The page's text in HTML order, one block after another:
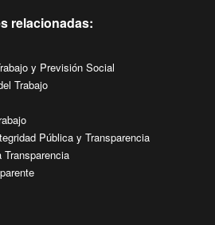
relacionadas:
y Previsión Social
Trabajo
Pública y Transparencia
Transparencia